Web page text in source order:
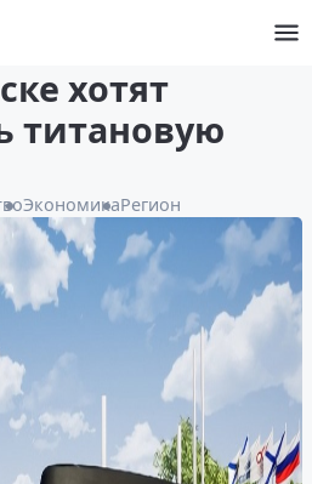
в
хотят
титановую
ЭкономикаРегион